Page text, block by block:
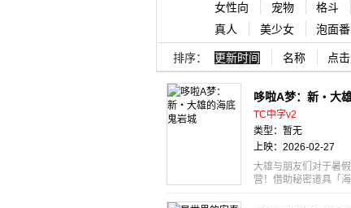
女性向
宠物 格斗
真人
美少女 泡面番
排序： 更新时间 名称 点
哆啦A梦：新・大
TC中字v2
类型：暂无
上映：2026-02-27
大雄与朋友们对于暑
营！借助秘密道具「
物相遇。后来，他们